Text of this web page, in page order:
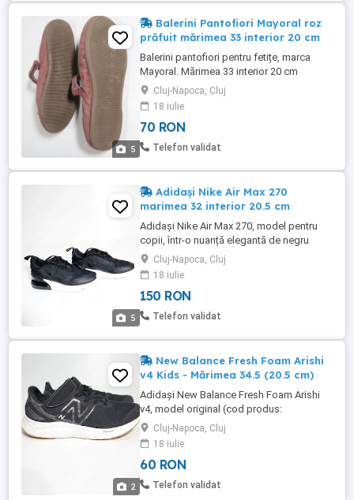
5
Balerini Pantofiori Mayoral roz
prăfuit mărimea 33 interior 20 cm
Balerini pantofiori pentru fetițe, marca
Mayoral. Mărimea 33 interior 20 cm
Material: Tip piele întoarsă catifea moale
In stare buna, fara defecte. Toate pozele
afișate sunt reale, pentru a oferi o imagine
autentică a produsului. Design: Se închid
cu o baretă cu velcro (arici) pentru o
Cluj-Napoca, Cluj
18 iulie
70 RON
Telefon validat
5
Adidași Nike Air Max 270
marimea 32 interior 20.5 cm
Adidași Nike Air Max 270, model pentru
copii, într-o nuanță elegantă de negru
complet (Triple Black). Marimea 32
interior 20.5 cm Sunt ideali pentru uz
zilnic, școală sau activități sportive
ușoare, oferind confortul legendar al
pernei de aer vizibile pe 270 de grade.
Cluj-Napoca, Cluj
18 iulie
150 RON
Telefon validat
2
New Balance Fresh Foam Arishi
v4 Kids - Mărimea 34.5 (20.5 cm)
Adidași New Balance Fresh Foam Arishi
v4, model original (cod produs:
PAARIEK4), ideali pentru activități sportive,
școală sau purtare zilnică. Sunt extrem de
ușori, confortabili și oferă o susținere
excelentă a piciorului. Detalii principale:
Tehnologie talpă: Fresh Foam oferă o
Cluj-Napoca, Cluj
18 iulie
60 RON
Telefon validat